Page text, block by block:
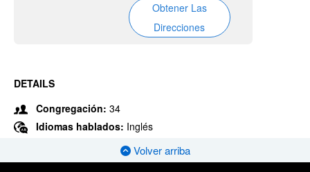
Obtener Las
Direcciones
DETAILS
Congregación: 34
Idiomas hablados: Inglés
Volver arriba